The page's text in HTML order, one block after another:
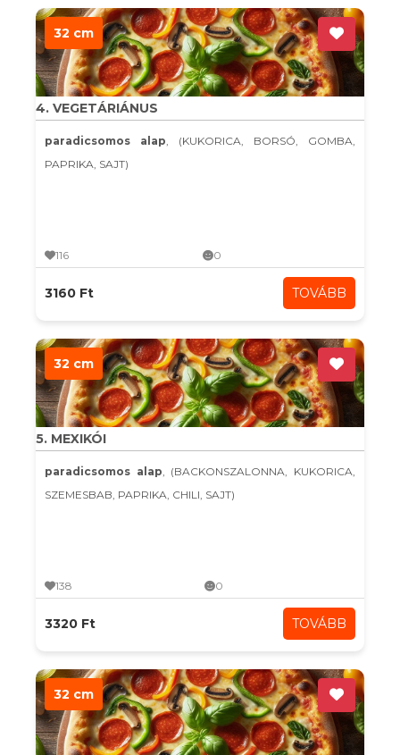
32 cm
4. VEGETÁRIÁNUS
paradicsomos alap, (KUKORICA, BORSÓ, GOMBA,
PAPRIKA, SAJT)
116 0
3160 Ft TOVÁBB
32 cm
5. MEXIKÓI
paradicsomos alap, (BACKONSZALONNA, KUKORICA,
SZEMESBAB, PAPRIKA, CHILI, SAJT)
138 0
3320 Ft TOVÁBB
32 cm